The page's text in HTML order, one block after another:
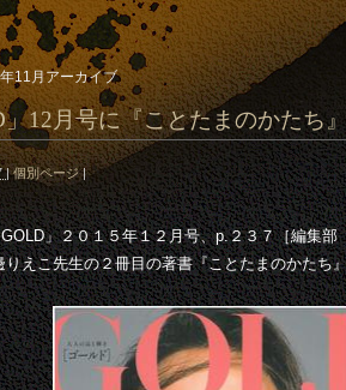
11月アーカイブ
12月号に『ことたまのかたち
| 個別ページ |
」２０１５年１２月号、p.２３７［編集
りえこ先生の２冊目の著書『ことたまのかたち